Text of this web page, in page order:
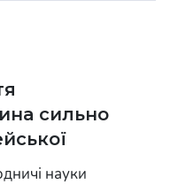
сильно
науки